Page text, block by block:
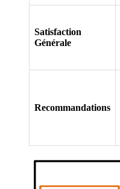
Satisfaction
Générale
Recommandations